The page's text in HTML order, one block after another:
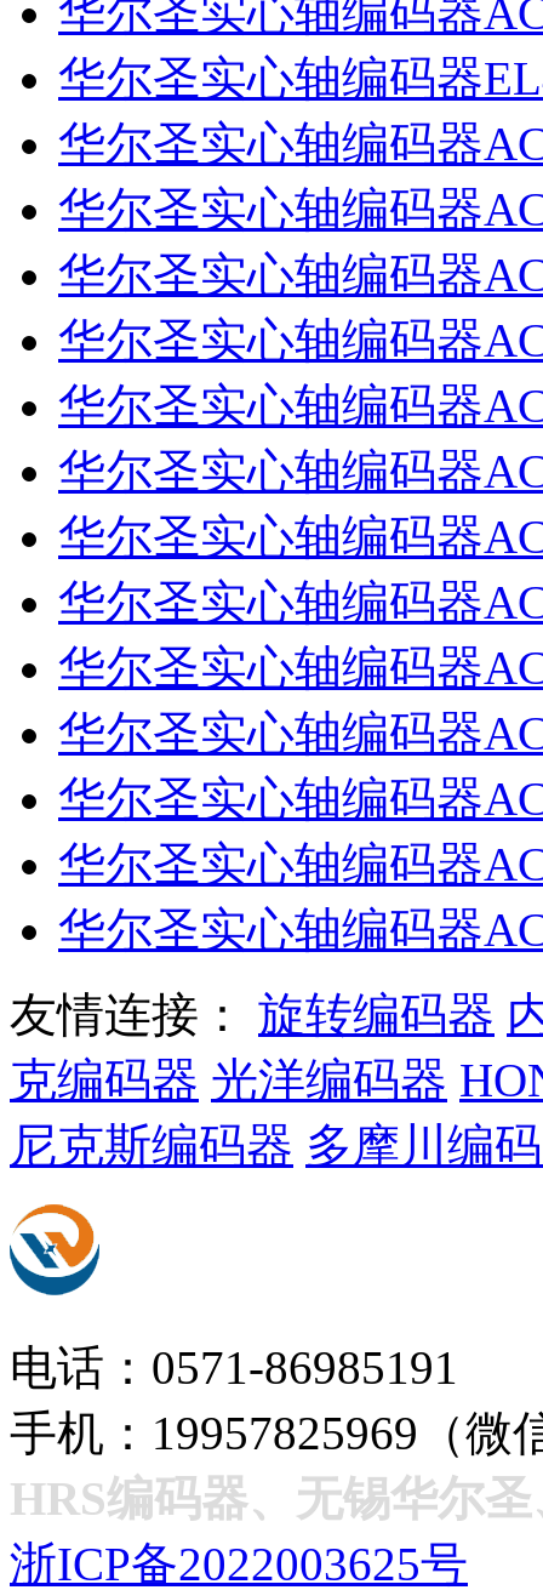
华尔圣实心轴编码器
华尔圣实心轴编码器
华尔圣实心轴编码器
华尔圣实心轴编码器
华尔圣实心轴编码器
华尔圣实心轴编码器
华尔圣实心轴编码器
华尔圣实心轴编码器
华尔圣实心轴编码器
华尔圣实心轴编码器
华尔圣实心轴编码器
华尔圣实心轴编码器
华尔圣实心轴编码器
华尔圣实心轴编码器
华尔圣实心轴编码器
友情连接： 旋转编码器
克编码器 光洋编码器
尼克斯编码器 多摩川编
电话：0571-86985191
手机：19957825969（微
HRS编码器、无锡华尔
浙ICP备2022003625号